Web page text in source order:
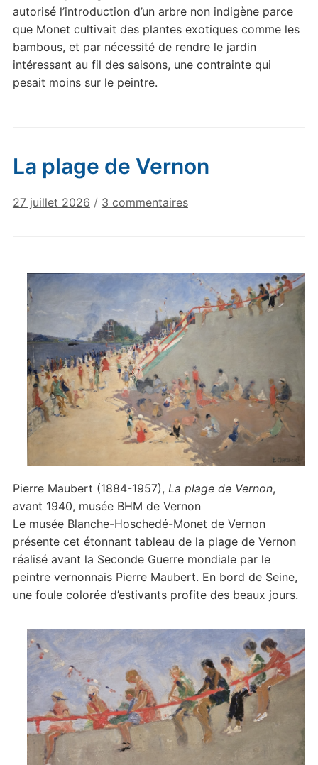
autorisé l’introduction d’un arbre non indigène parce
que Monet cultivait des plantes exotiques comme les
bambous, et par nécessité de rendre le jardin
intéressant au fil des saisons, une contrainte qui
pesait moins sur le peintre.
La plage de Vernon
27 juillet 2026 / 3 commentairessur
Vernon
Pierre Maubert (1884-1957), La plage de Vernon,
avant 1940, musée BHM de Vernon
Le musée Blanche-Hoschedé-Monet de Vernon
présente cet étonnant tableau de la plage de Vernon
réalisé avant la Seconde Guerre mondiale par le
peintre vernonnais Pierre Maubert. En bord de Seine,
une foule colorée d’estivants profite des beaux jours.